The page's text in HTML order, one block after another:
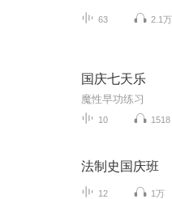
63 2.1万
国庆七天乐
魔性早功练习
10 1518
法制史国庆班
12 1万